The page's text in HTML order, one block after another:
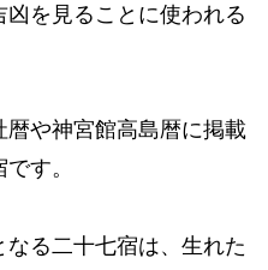
を見ることに使われる
や神宮館高島暦に掲載
す。
る二十七宿は、生れた